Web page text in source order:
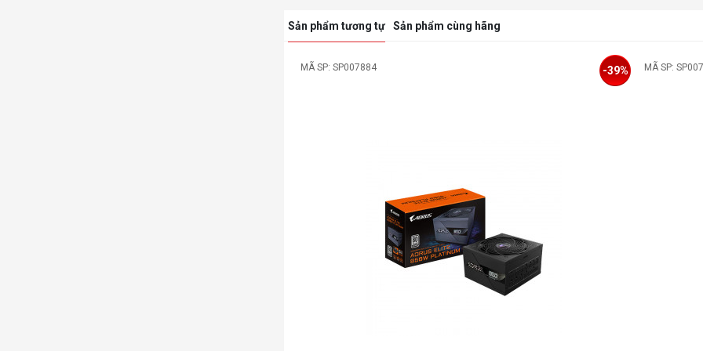
Sản phẩm tương tự Sản phẩm cùng hãng
MÃ SP: SP007885 -39% MÃ SP: